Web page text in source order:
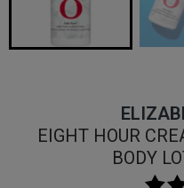
EIGHT HOUR
BODY